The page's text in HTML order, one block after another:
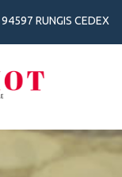
RUNGIS CEDEX